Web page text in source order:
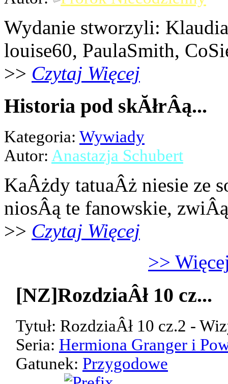
Wydanie stworzyli:
louise60, PaulaSmith,
>> Czytaj Więcej
Historia pod skĂłrÂą...
Kategoria: Wywiady
Autor: Anastazja Schubert
KaÂżdy tatuaÂż niesie ze
niosÂą te fanowskie,
>> Czytaj Więcej
>>
[NZ]RozdziaÂł 10 cz...
Tytuł: RozdziaÂł 10 cz.2 -
Seria: Hermiona Granger i
Gatunek: Przygodowe